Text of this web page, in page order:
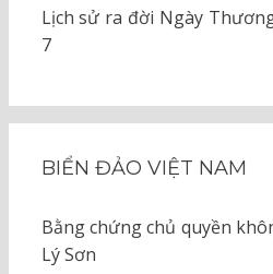
Lịch sử ra đời Ngày
7
BIỂN ĐẢO VIỆT NAM
Bằng chứng chủ quyền
Lý Sơn